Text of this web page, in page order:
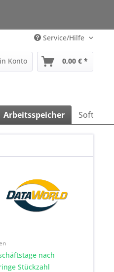
Service/Hilfe
Konto 0,00 € *
Arbeitsspeicher Software
nach
Stückzahl